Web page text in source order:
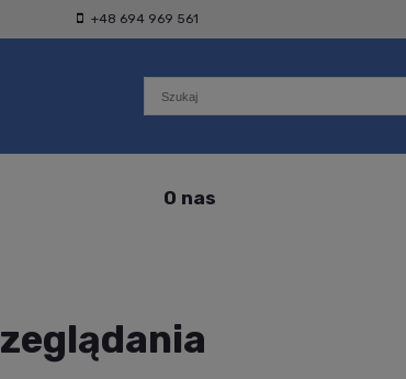
+48 694 969 561
O nas